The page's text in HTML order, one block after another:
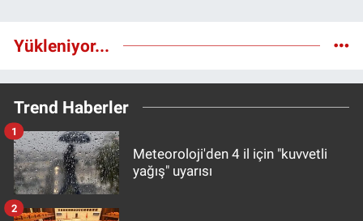
Yükleniyor...
Trend Haberler
Meteoroloji'den 4 il için "kuvvetli
yağış" uyarısı
1
2